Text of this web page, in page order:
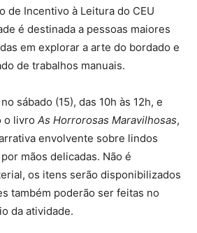
de Incentivo à Leitura do CEU
é destinada a pessoas maiores
em explorar a arte do bordado e
de trabalhos manuais.
sábado (15), das 10h às 12h, e
o livro As Horrorosas Maravilhosas,
envolvente sobre lindos
mãos delicadas. Não é
os itens serão disponibilizados
também poderão ser feitas no
da atividade.